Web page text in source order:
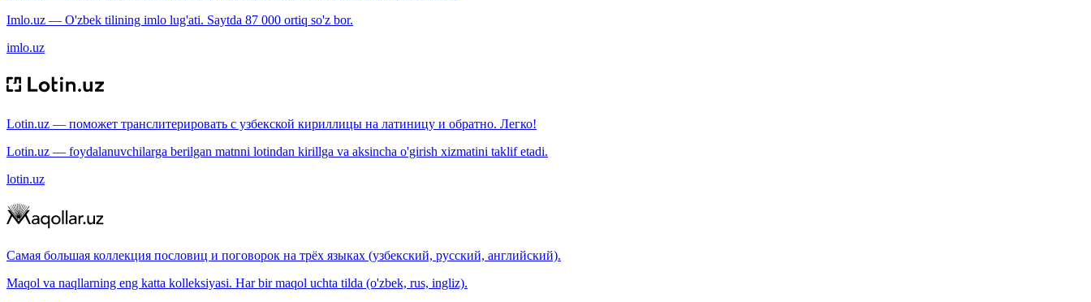
Imlo.uz — O'zbek tilining imlo lug'ati. Saytda 87 000 ortiq so'z bor.
imlo.uz
Lotin.uz — поможет транслитерировать с узбекской кириллицы на латиницу и обратно. Легко!
Lotin.uz — foydalanuvchilarga berilgan matnni lotindan kirillga va aksincha o'girish xizmatini taklif etadi.
lotin.uz
Самая большая коллекция пословиц и поговорок на трёх языках (узбекский, русский, английский).
Maqol va naqllarning eng katta kolleksiyasi. Har bir maqol uchta tilda (o'zbek, rus, ingliz).